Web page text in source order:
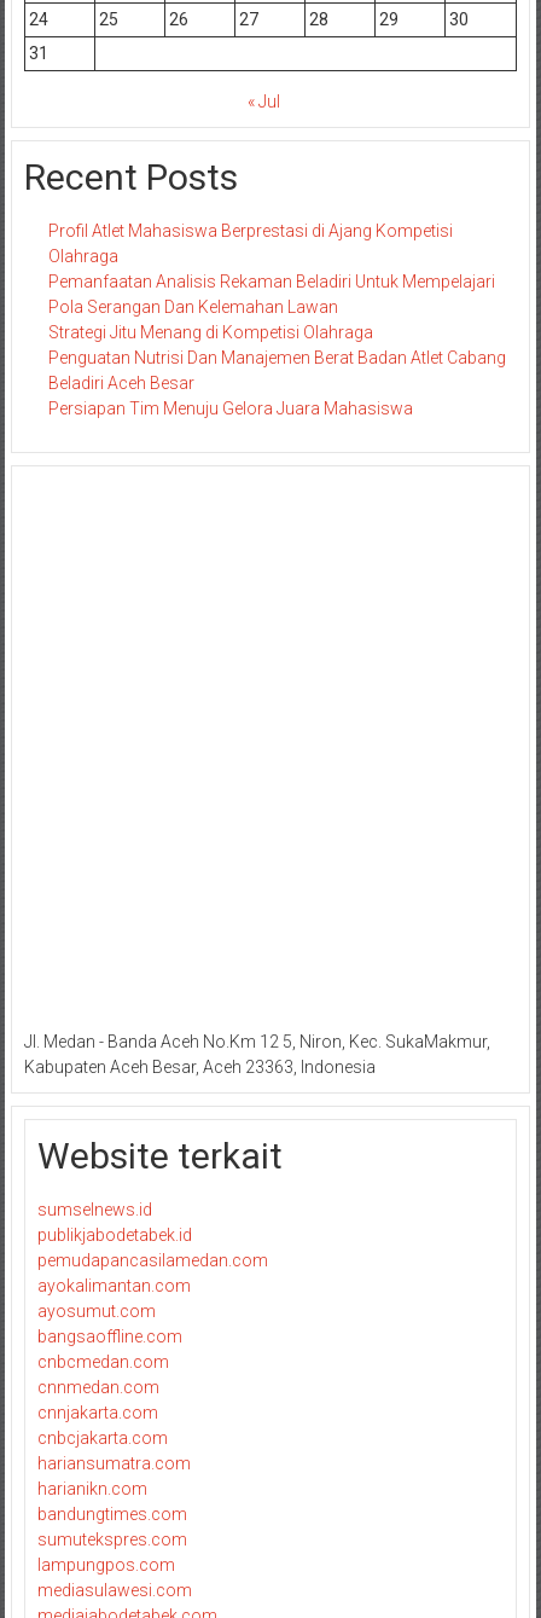
24
25 26 27 28 29
30
31
« Jul
Recent Posts
Profil Atlet Mahasiswa Berprestasi di Ajang Kompetisi
Olahraga
Pemanfaatan Analisis Rekaman Beladiri Untuk Mempelajari
Pola Serangan Dan Kelemahan Lawan
Strategi Jitu Menang di Kompetisi Olahraga
Penguatan Nutrisi Dan Manajemen Berat Badan Atlet Cabang
Beladiri Aceh Besar
Persiapan Tim Menuju Gelora Juara Mahasiswa
Jl. Medan - Banda Aceh No.Km 12 5, Niron, Kec. SukaMakmur,
Kabupaten Aceh Besar, Aceh 23363, Indonesia
Website terkait
sumselnews.id
publikjabodetabek.id
pemudapancasilamedan.com
ayokalimantan.com
ayosumut.com
bangsaoffline.com
cnbcmedan.com
cnnmedan.com
cnnjakarta.com
cnbcjakarta.com
hariansumatra.com
harianikn.com
bandungtimes.com
sumutekspres.com
lampungpos.com
mediasulawesi.com